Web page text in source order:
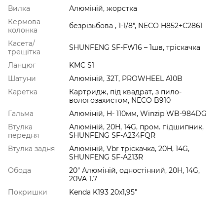
Вилка
Алюміній, жорстка
Кермова
колонка
безрізьбова , 1-1/8", NECO H852+C2861
Касета/
трещітка
SHUNFENG SF-FW16 – 1шв, тріскачка
Ланцюг
KMC S1
Шатуни
Алюмiнiй, 32T, PROWHEEL A10B
Каретка
Картридж, під квадрат, з пило-
вологозахистом, NECO B910
Гальма
Алюмiнiй, H- 110мм, Winzip WB-984DG
Втулка
передня
Алюмiнiй, 20H, 14G, пром. підшипник,
SHUNFENG SF-A234FQR
Втулка задня
Алюмiнiй, Vbr тріскачка, 20H, 14G,
SHUNFENG SF-A213R
Обода
20" Алюмiнiй, одностінний, 20H, 14G,
20VA-1.7
Покришки
Kenda K193 20х1,95"